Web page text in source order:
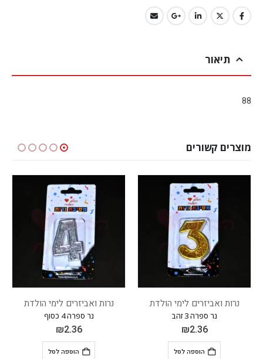
תיאור
88
מוצרים קשורים
נרות ואביזרים לימי הולדת
נר ספרה 3 זהב
₪2.36
הוספה לסל
נרות ואביזרים לימי הולדת
נר ספרה 4 כסוף
₪2.36
הוספה לסל